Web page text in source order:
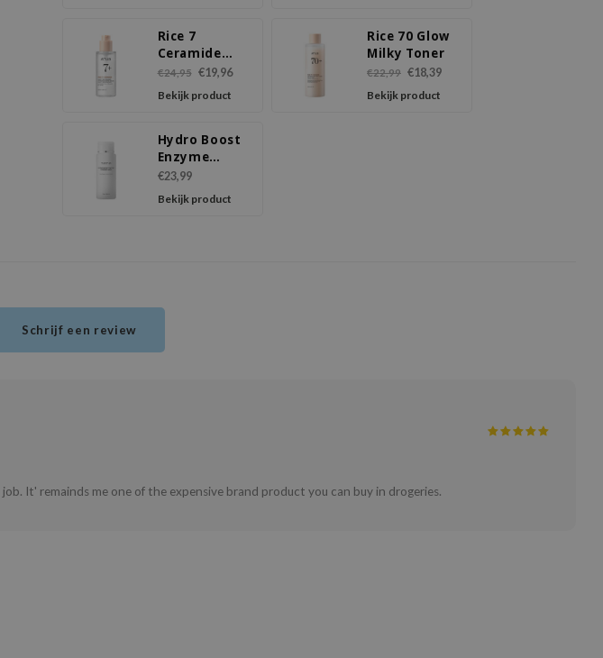
Rice 7
Ceramide
Hydrating
Barrier Serum
€24,95 €19,96
Bekijk product
Rice 70 Glow
Milky Toner
€22,99 €18,39
Bekijk product
Hydro Boost
Enzyme
Powder Wash
€23,99
Bekijk product
Schrijf een review
It' remainds me one of the expensive brand product you can buy in drogeries.